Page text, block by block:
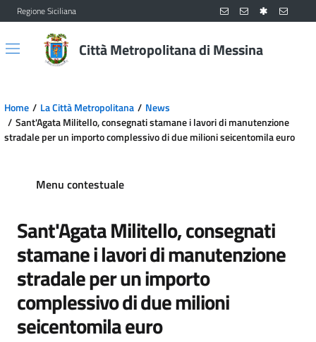
Vai al contenuto principale
Vai al menu principale
Regione Siciliana
Città Metropolitana di Messina
Home La Città Metropolitana
News
Sant'Agata Militello, consegnati stamane i lavori di manutenzione
stradale per un importo complessivo di due milioni seicentomila euro
Menu contestuale
Sant'Agata Militello, consegnati
stamane i lavori di manutenzione
stradale per un importo
complessivo di due milioni
seicentomila euro